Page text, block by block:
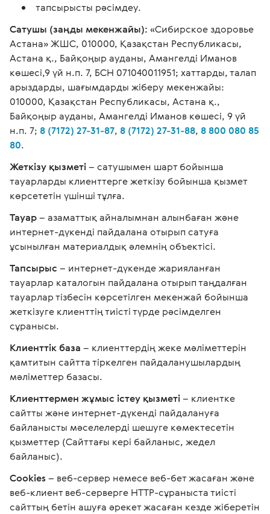
тапсырысты рәсімдеу.
Сатушы (заңды мекенжайы): «Сибирское здоровье
Астана» ЖШС, 010000, Қазақстан Республикасы,
Астана қ., Байқоңыр ауданы, Амангелді Иманов
көшесі,9 үй н.п. 7, БСН 071040011951; хаттарды, талап
арыздарды, шағымдарды жіберу мекенжайы:
010000, Қазақстан Республикасы, Астана қ.,
Байқоңыр ауданы, Амангелді Иманов көшесі, 9 үй
н.п. 7; 8 (7172) 27-31-87, 8 (7172) 27-31-88, 8 800 080 85
80.
Жеткізу қызметі– сатушымен шарт бойынша
тауарларды клиенттерге жеткізу бойынша қызмет
көрсететін үшінші тұлға.
Тауар– азаматтық айналымнан алынбаған және
интернет-дүкенді пайдалана отырып сатуға
ұсынылған материалдық әлемнің объектісі.
Тапсырыс – интернет-дүкенде жарияланған
тауарлар каталогын пайдалана отырып таңдалған
тауарлар тізбесін көрсетілген мекенжай бойынша
жеткізуге клиенттің тиісті түрде рәсімделген
сұранысы.
Клиенттік база – клиенттердің жеке мәліметтерін
қамтитын сайтта тіркелген пайдаланушылардың
мәліметтер базасы.
Клиенттермен жұмыс істеу қызметі– клиентке
сайтты және интернет-дүкенді пайдалануға
байланысты мәселелерді шешуге көмектесетін
қызметтер (Сайттағы кері байланыс, жедел
байланыс).
Cookies– веб-сервер немесе веб-бет жасаған және
веб-клиент веб-серверге HTTP-сұраныста тиісті
сайттың бетін ашуға әрекет жасаған кезде жіберетін